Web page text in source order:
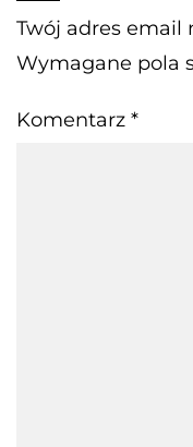
Twój adres email
Wymagane pola
Komentarz *